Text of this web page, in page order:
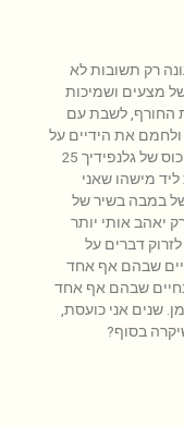
רק תשובות לא
מצעים ושמיכות
החורף, לשבת עם
את הידיים על
תנור ספירלה שמקצר את כל הבית. רציתי כוס של גלנפידיך 25
מישהו שאני
במבה בשיר של
יאהב אותי יותר
דברים על
שבהם אף אחד
שבהם אף אחד
שנים אני כועסת,
בסוף?